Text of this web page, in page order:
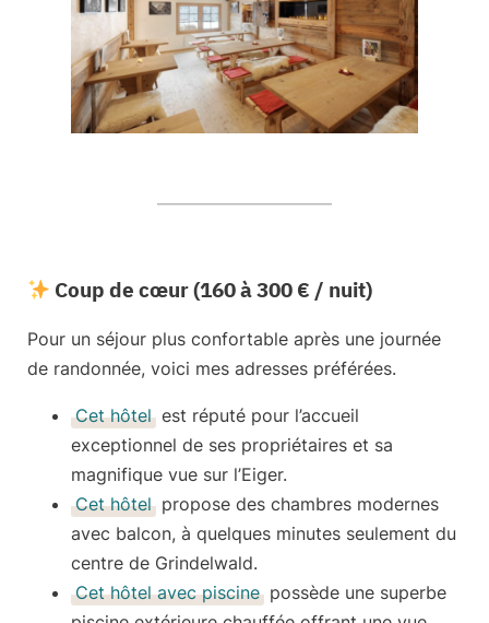
Coup de cœur (160 à 300 € / nuit)
Pour un séjour plus confortable après une journée
de randonnée, voici mes adresses préférées.
Cet hôtel est réputé pour l’accueil
exceptionnel de ses propriétaires et sa
magnifique vue sur l’Eiger.
Cet hôtel propose des chambres modernes
avec balcon, à quelques minutes seulement du
centre de Grindelwald.
Cet hôtel avec piscine possède une superbe